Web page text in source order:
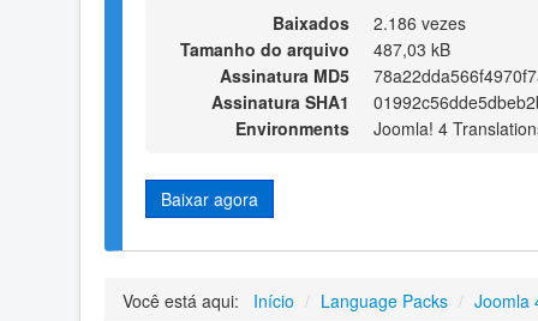
Baixados
2.186 vezes
Tamanho do arquivo
487,03 kB
Assinatura MD5
Assinatura SHA1
Environments
Joomla! 4
Baixar agora
Você está aqui: Início / Language Packs / Joomla